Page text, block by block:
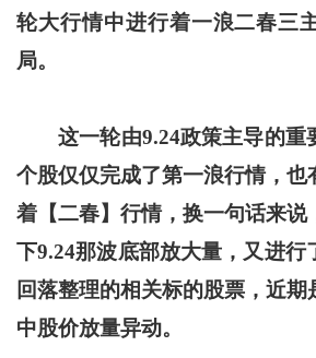
轮大行情中进行着一浪二春三
局。
这一轮由9.24政策主导的重
个股仅仅完成了第一浪行情，也
着【二春】行情，换一句话来说
下9.24那波底部放大量，又进行
回落整理的相关标的股票，近
中股价放量异动。